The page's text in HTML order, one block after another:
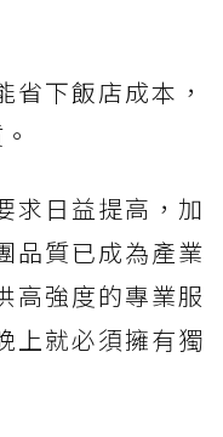
省下飯店成本，
求日益提高，加
品質已成為產業
高強度的專業服
上就必須擁有獨